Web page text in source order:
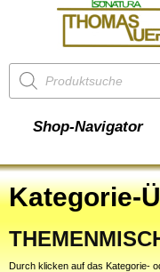
Shop-Navigator
Kategorie-
Durch klicken auf das Kategorie-